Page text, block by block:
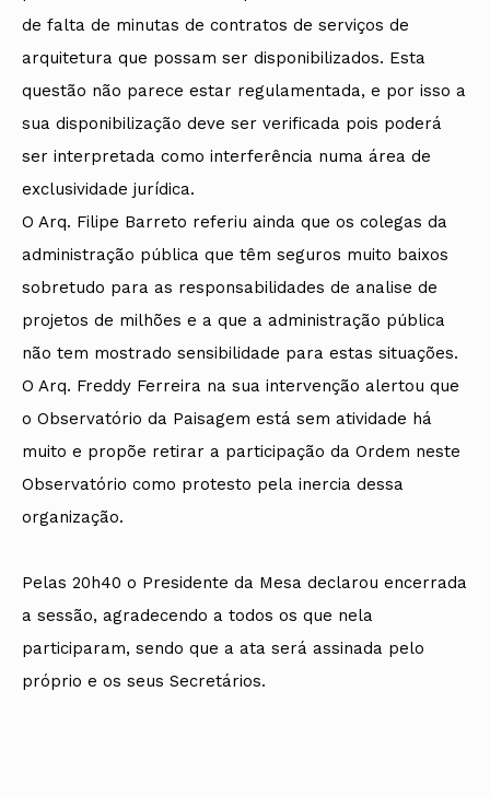
de falta de minutas de contratos de serviços de
arquitetura que possam ser disponibilizados. Esta
questão não parece estar regulamentada, e por isso a
sua disponibilização deve ser verificada pois poderá
ser interpretada como interferência numa área de
exclusividade jurídica.
O Arq. Filipe Barreto referiu ainda que os colegas da
administração pública que têm seguros muito baixos
sobretudo para as responsabilidades de analise de
projetos de milhões e a que a administração pública
não tem mostrado sensibilidade para estas situações.
O Arq. Freddy Ferreira na sua intervenção alertou que
o Observatório da Paisagem está sem atividade há
muito e propõe retirar a participação da Ordem neste
Observatório como protesto pela inercia dessa
organização.
Pelas 20h40 o Presidente da Mesa declarou encerrada
a sessão, agradecendo a todos os que nela
participaram, sendo que a ata será assinada pelo
próprio e os seus Secretários.